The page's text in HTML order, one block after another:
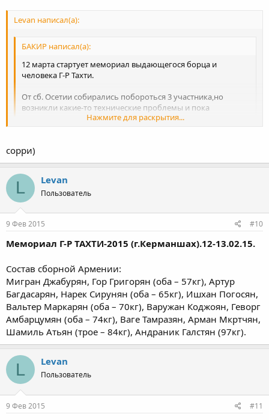
Levan написал(а):
БАКИР написал(а):
12 марта стартует мемориал выдающегося борца и
человека Г-Р Тахти.
От сб. Осетии собирались побороться 3 участника,но
возникли какие-то технические проблемы и пока
неизвестно стартанут ли?
марте
Нажмите для раскрытия...
сорри)
L Levan
Пользователь
9 Фев 2015 #10
Мемориал Г-Р ТАХТИ-2015 (г.Керманшах).12-13.02.15.
Состав сборной Армении:
Мигран Джабурян, Гор Григорян (оба – 57кг), Артур
Багдасарян, Нарек Сирунян (оба – 65кг), Ишхан Погосян,
Вальтер Маркарян (оба – 70кг), Варужан Коджоян, Геворг
Амбарцумян (оба – 74кг), Ваге Тамразян, Арман Мкртчян,
Шамиль Атьян (трое – 84кг), Андраник Галстян (97кг).
L Levan
Пользователь
9 Фев 2015 #11